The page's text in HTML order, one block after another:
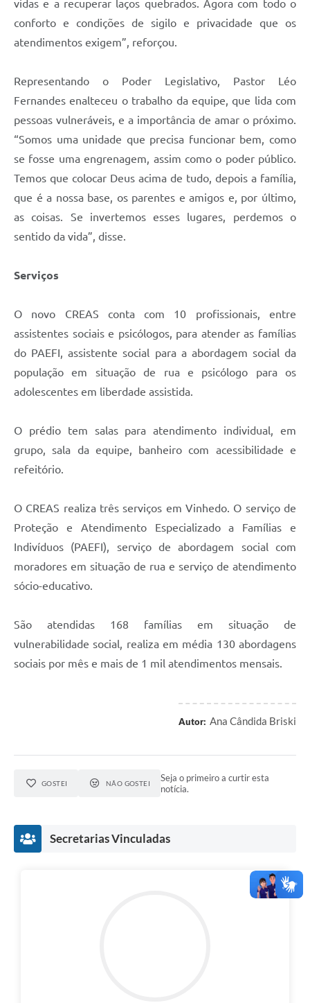
vidas e a recuperar laços quebrados. Agora com todo o
conforto e condições de sigilo e privacidade que os
atendimentos exigem”, reforçou.
Representando o Poder Legislativo, Pastor Léo
Fernandes enalteceu o trabalho da equipe, que lida com
pessoas vulneráveis, e a importância de amar o próximo.
“Somos uma unidade que precisa funcionar bem, como
se fosse uma engrenagem, assim como o poder público.
Temos que colocar Deus acima de tudo, depois a família,
que é a nossa base, os parentes e amigos e, por último,
as coisas. Se invertemos esses lugares, perdemos o
sentido da vida”, disse.
Serviços
O novo CREAS conta com 10 profissionais, entre
assistentes sociais e psicólogos, para atender as famílias
do PAEFI, assistente social para a abordagem social da
população em situação de rua e psicólogo para os
adolescentes em liberdade assistida.
O prédio tem salas para atendimento individual, em
grupo, sala da equipe, banheiro com acessibilidade e
refeitório.
O CREAS realiza três serviços em Vinhedo. O serviço de
Proteção e Atendimento Especializado a Famílias e
Indivíduos (PAEFI), serviço de abordagem social com
moradores em situação de rua e serviço de atendimento
sócio-educativo.
São atendidas 168 famílias em situação de
vulnerabilidade social, realiza em média 130 abordagens
sociais por mês e mais de 1 mil atendimentos mensais.
Autor: Ana Cândida Briski
GOSTEI NÃO GOSTEI
Seja o primeiro a curtir esta
notícia.
Secretarias Vinculadas